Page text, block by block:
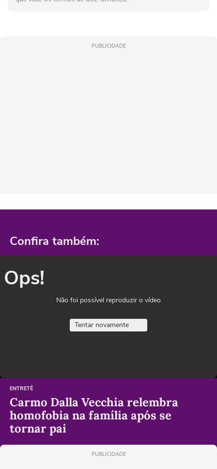
PUBLICIDADE
Confira também:
Ops!
Não foi possível reproduzir o vídeo
Tentar novamente
ENTRETÊ
Carmo Dalla Vecchia relembra
homofobia na família após se
tornar pai
PUBLICIDADE